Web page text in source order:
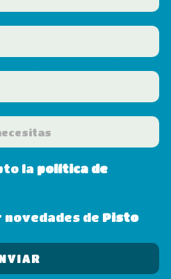
la política de
de Pisto